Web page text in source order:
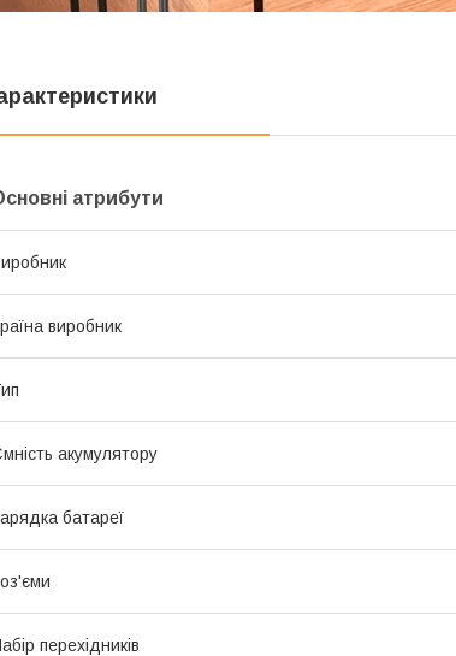
атрибути
виробник
акумулятору
батареї
перехідників